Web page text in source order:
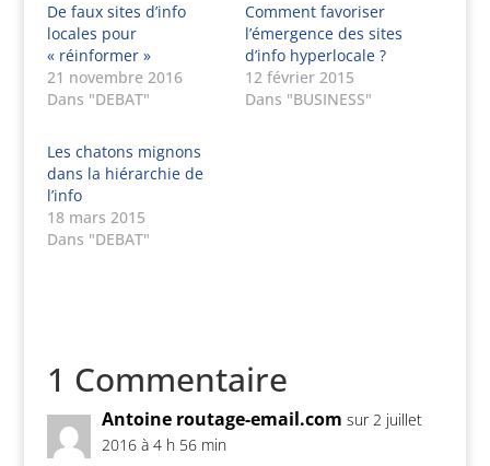
De faux sites d’info
locales pour
« réinformer »
21 novembre 2016
Dans "DEBAT"
Comment favoriser
l’émergence des sites
d’info hyperlocale ?
12 février 2015
Dans "BUSINESS"
Les chatons mignons
dans la hiérarchie de
l’info
18 mars 2015
Dans "DEBAT"
1 Commentaire
Antoine routage-email.com sur 2 juillet
2016 à 4 h 56 min